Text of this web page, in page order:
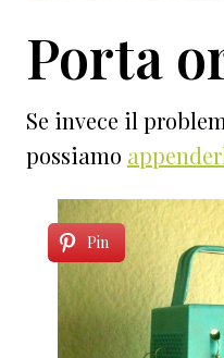
Porta
Se invece il
possiamo
Pin